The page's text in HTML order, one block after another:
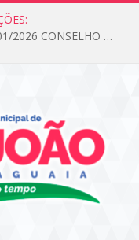
EDITAL DE CHAMADA PÚBLICA Nº 001/2026 CONSELHO DOS DIREITOS DA CRIANÇA E DO ADOLESCENTE